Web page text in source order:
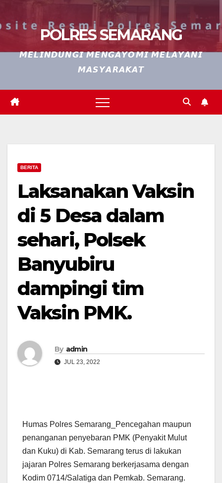
POLRES SEMARANG
𝙈𝙀𝙇𝙄𝙉𝘿𝙐𝙉𝙂𝙄 𝙈𝙀𝙉𝙂𝘼𝙔𝙊𝙈𝙄 𝙈𝙀𝙇𝘼𝙔𝘼𝙉𝙄
𝙈𝘼𝙎𝙔𝘼𝙍𝘼𝙆𝘼𝙏
BERITA
Laksanakan Vaksin
di 5 Desa dalam
sehari, Polsek
Banyubiru
dampingi tim
Vaksin PMK.
By admin
JUL 23, 2022
Humas Polres Semarang_Pencegahan maupun
penanganan penyebaran PMK (Penyakit Mulut
dan Kuku) di Kab. Semarang terus di lakukan
jajaran Polres Semarang berkerjasama dengan
Kodim 0714/Salatiga dan Pemkab. Semarang.